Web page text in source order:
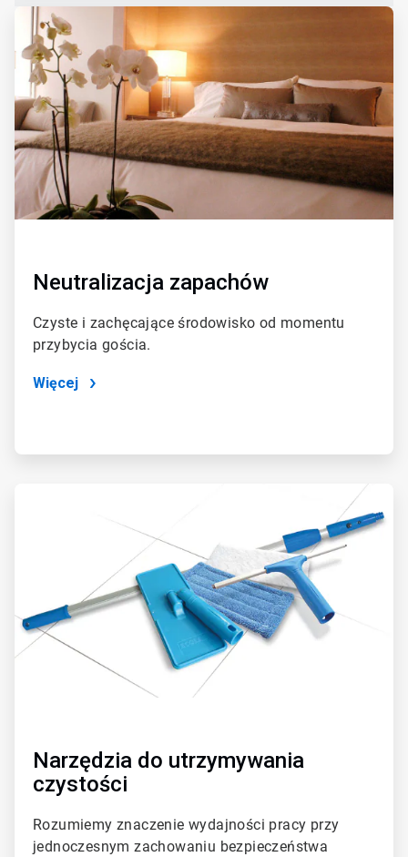
ArticleTile
dla
Neutralizacja zapachów
Czyste i zachęcające środowisko od momentu
przybycia gościa.
Więcej
Narzędzia do utrzymywania
czystości
Rozumiemy znaczenie wydajności pracy przy
jednoczesnym zachowaniu bezpieczeństwa